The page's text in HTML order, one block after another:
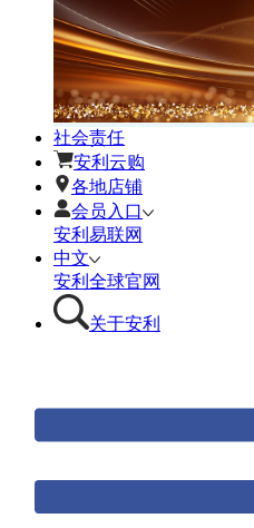
社会责任
安利云购
各地店铺
会员入口
安利易联网
中文
安利全球官网
关于安利